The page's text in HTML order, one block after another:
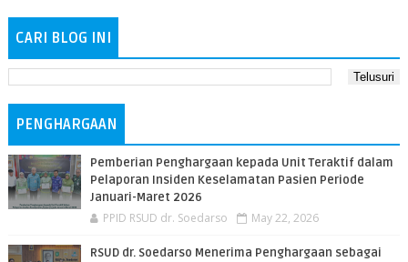
CARI BLOG INI
PENGHARGAAN
Pemberian Penghargaan kepada Unit Teraktif dalam
Pelaporan Insiden Keselamatan Pasien Periode
Januari-Maret 2026
PPID RSUD dr. Soedarso May 22, 2026
RSUD dr. Soedarso Menerima Penghargaan sebagai